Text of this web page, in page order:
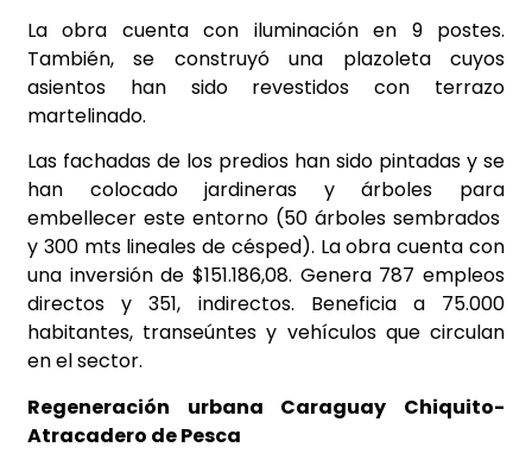
La obra cuenta con iluminación en 9 postes.
También, se construyó una plazoleta cuyos
asientos han sido revestidos con terrazo
martelinado.
Las fachadas de los predios han sido pintadas y se
han colocado jardineras y árboles para
embellecer este entorno (50 árboles sembrados
y 300 mts lineales de césped). La obra cuenta con
una inversión de $151.186,08. Genera 787 empleos
directos y 351, indirectos. Beneficia a 75.000
habitantes, transeúntes y vehículos que circulan
en el sector.
Regeneración urbana Caraguay Chiquito-
Atracadero de Pesca